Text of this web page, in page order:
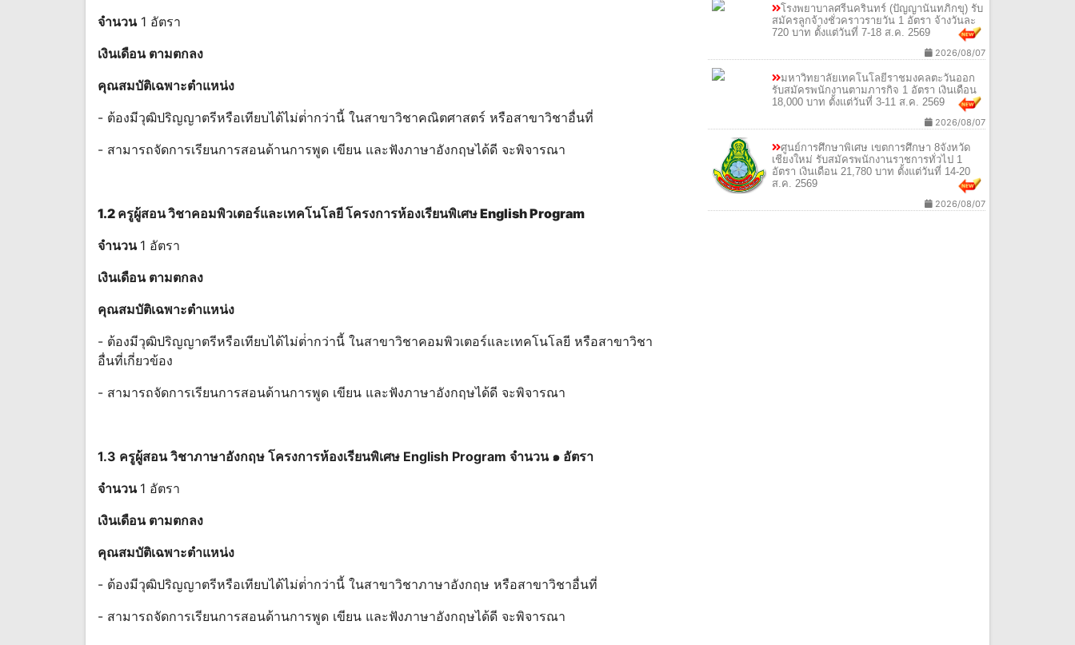
จํานวน1 อัตรา
เงินเดือน ตามตกลง
คุณสมบัติเฉพาะตําแหน่ง
- ต้องมีวุฒิปริญญาตรีหรือเทียบได้ไม่ต่ํากว่านี้ ในสาขาวิชาคณิตศาสตร์ หรือสาขาวิชาอื่นที่
- สามารถจัดการเรียนการสอนด้านการพูด เขียน และฟังภาษาอังกฤษได้ดี จะพิจารณา
1.2 ครูผู้สอน วิชาคอมพิวเตอร์และเทคโนโลยี โครงการห้องเรียนพิเศษ English Program
จํานวน 1 อัตรา
เงินเดือน ตามตกลง
คุณสมบัติเฉพาะตําแหน่ง
- ต้องมีวุฒิปริญญาตรีหรือเทียบได้ไม่ต่ํากว่านี้ ในสาขาวิชาคอมพิวเตอร์และเทคโนโลยี หรือสาขาวิชา
อื่นที่เกี่ยวข้อง
- สามารถจัดการเรียนการสอนด้านการพูด เขียน และฟังภาษาอังกฤษได้ดี จะพิจารณา
1.3 ครูผู้สอน วิชาภาษาอังกฤษ โครงการห้องเรียนพิเศษ English Program จํานวน ๑ อัตรา
จํานวน 1 อัตรา
เงินเดือน ตามตกลง
คุณสมบัติเฉพาะตําแหน่ง
- ต้องมีวุฒิปริญญาตรีหรือเทียบได้ไม่ต่ํากว่านี้ ในสาขาวิชาภาษาอังกฤษ หรือสาขาวิชาอื่นที่
- สามารถจัดการเรียนการสอนด้านการพูด เขียน และฟังภาษาอังกฤษได้ดี จะพิจารณา
โรงพยาบาลศรีนครินทร์ (ปัญญานันทภิกขุ) รับ
สมัครลูกจ้างชั่วคราวรายวัน 1 อัตรา จ้างวันละ
720 บาท ตั้งแต่วันที่ 7-18 ส.ค. 2569
2026/08/07
มหาวิทยาลัยเทคโนโลยีราชมงคลตะวันออก
รับสมัครพนักงานตามภารกิจ 1 อัตรา เงินเดือน
18,000 บาท ตั้งแต่วันที่ 3-11 ส.ค. 2569
2026/08/07
ศูนย์การศึกษาพิเศษ เขตการศึกษา 8จังหวัด
เชียงใหม่ รับสมัครพนักงานราชการทั่วไป 1
อัตรา เงินเดือน 21,780 บาท ตั้งแต่วันที่ 14-20
ส.ค. 2569
2026/08/07